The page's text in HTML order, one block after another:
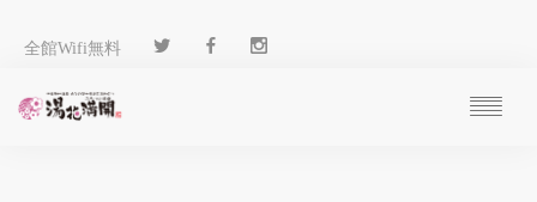
全館Wifi無料